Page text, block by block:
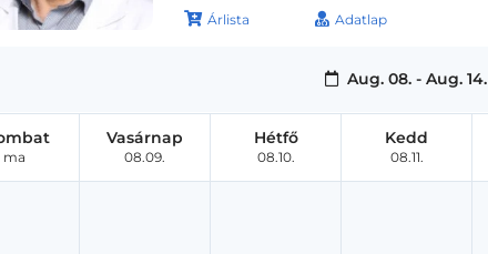
Árlista Adatlap
Aug. 08. - Aug. 14.
ma
Vasárnap
08.09.
Hétfő
08.10.
Kedd
08.11.